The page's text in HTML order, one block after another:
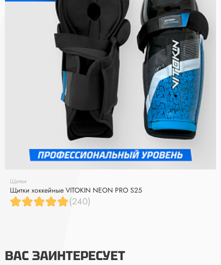
Щитки
Щитки хоккейные VITOKIN NEON PRO S25
(240)
ВАС ЗАИНТЕРЕСУЕТ